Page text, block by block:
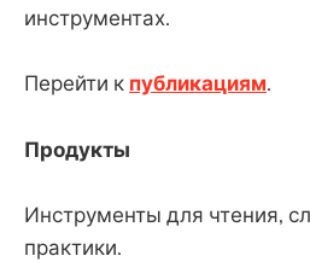
инструментах.
Перейти к публикациям.
Продукты
Инструменты для чтения,
практики.